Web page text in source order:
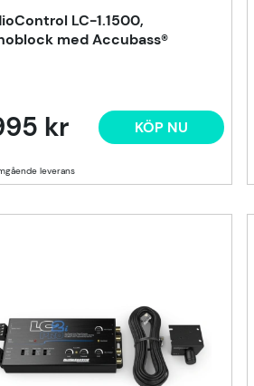
LC-1.1500,
med Accubass®
kr KÖP NU